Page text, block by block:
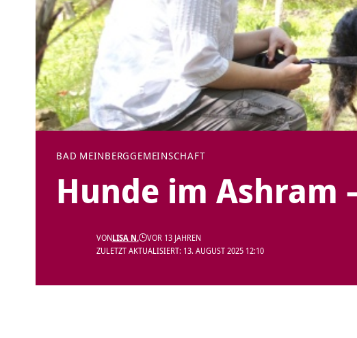
BAD MEINBERGGEMEINSCHAFT
Hunde im Ashram
ZULETZT AKTUALISIERT: 13. AUGUST 2025 12:10
VONLISA N. VOR 13 JAHREN